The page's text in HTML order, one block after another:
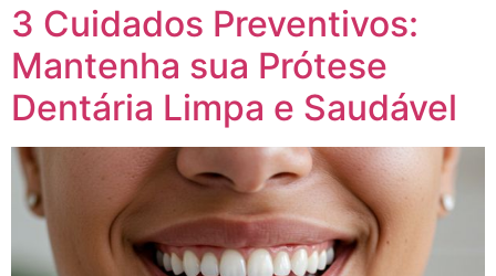
3 Cuidados Preventivos:
Mantenha sua Prótese
Dentária Limpa e Saudável